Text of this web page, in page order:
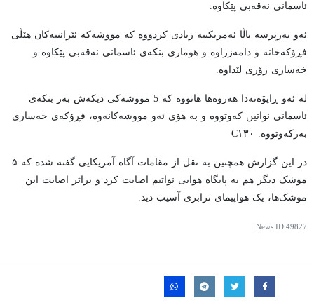
ئاسمانی نەقەبی پێکاوە.
ئەو بەرپرسە باڵا ئەمریکییە زیادی کردووە کە مووشەکە ئێرانییەکان هێڵی
فڕۆکەخانە و دامەزراوە و هوماری بنکەی ئاسمانی نەقەبی پێکاوە و
خەساری زۆری لێداوە.
لە ئەو ڕاپۆەتەدا هەروەها هاتووە کە 5 مووشەکی دیکەش بەر بنکەی
ئاسمانی نواتین کەوتووە و بە هۆی ئەو مووشەکانەوە، فڕۆکەی خەساری
بەرکەوتووە. C۱۳۰
در این گزارش همچنین به نقل از مقامات آگاه آمریکایی گفته شده که ۵
موشک دیگر هم به پایگاه هوایی نواتیم اصابت کرد و براثر اصابت این
موشک‌ها، یک هواپیمای ترابری آسیب دید.
News ID 49827